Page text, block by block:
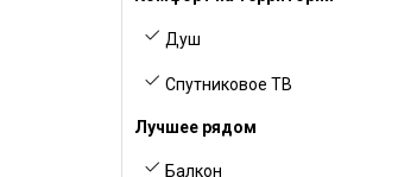
Душ
Спутниковое ТВ
Лучшее рядом
Балкон